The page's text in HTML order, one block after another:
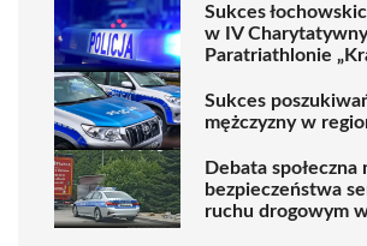
Sukces
w IV
Paratriathlonie
Sukces
mężczyzny w
Debata społeczna
bezpieczeństwa
ruchu drogowym